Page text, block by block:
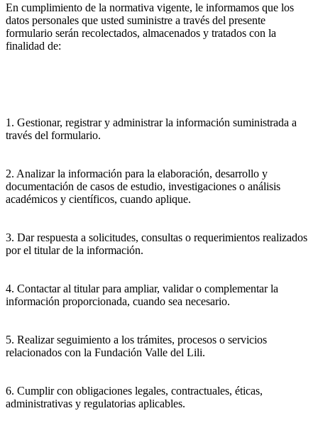
En cumplimiento de la normativa vigente, le informamos que los
datos personales que usted suministre a través del presente
formulario serán recolectados, almacenados y tratados con la
finalidad de:
1. Gestionar, registrar y administrar la información suministrada a
través del formulario.
2. Analizar la información para la elaboración, desarrollo y
documentación de casos de estudio, investigaciones o análisis
académicos y científicos, cuando aplique.
3. Dar respuesta a solicitudes, consultas o requerimientos realizados
por el titular de la información.
4. Contactar al titular para ampliar, validar o complementar la
información proporcionada, cuando sea necesario.
5. Realizar seguimiento a los trámites, procesos o servicios
relacionados con la Fundación Valle del Lili.
6. Cumplir con obligaciones legales, contractuales, éticas,
administrativas y regulatorias aplicables.